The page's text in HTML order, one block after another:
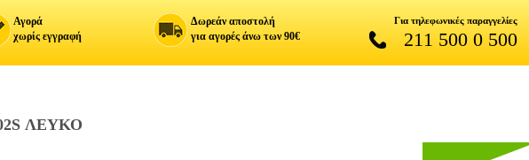
Αγορά
χωρίς εγγραφή
Δωρεάν αποστολή
για αγορές άνω των 90€
Για τηλεφωνικές παραγγελίες
211 500 0 500
ΛΕΥΚΟ